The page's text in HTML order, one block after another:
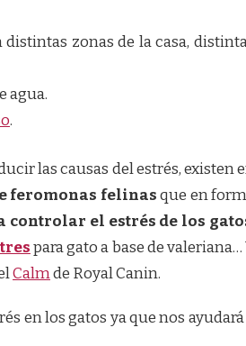
zonas de la casa,
agua.
.
las causas del estrés, existen
feromonas felinasque en
controlar el estrés de los
para gato a base de valeriana…
Calmde Royal Canin.
en los gatos ya que nos ayudará